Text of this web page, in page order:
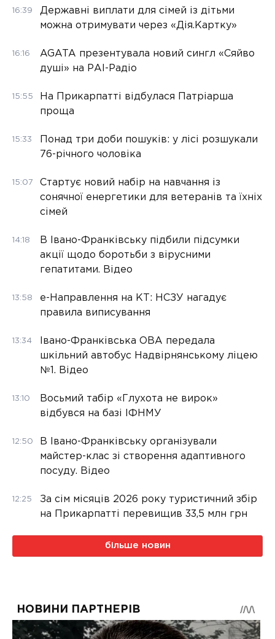
16:39
Державні виплати для сімей із дітьми
можна отримувати через «Дія.Картку»
16:16
AGATA презентувала новий сингл «Сяйво
душі» на РАІ-Радіо
15:55
На Прикарпатті відбулася Патріарша
проща
15:33
Понад три доби пошуків: у лісі розшукали
76-річного чоловіка
15:07
Стартує новий набір на навчання із
сонячної енергетики для ветеранів та їхніх
сімей
14:18
В Івано-Франківську підбили підсумки
акції щодо боротьби з вірусними
гепатитами. Відео
13:58
е-Направлення на КТ: НСЗУ нагадує
правила виписування
13:34
Івано-Франківська ОВА передала
шкільний автобус Надвірнянському ліцею
№1. Відео
13:10
Восьмий табір «Глухота не вирок»
відбувся на базі ІФНМУ
12:50
В Івано-Франківську організували
майстер-клас зі створення адаптивного
посуду. Відео
12:25
За сім місяців 2026 року туристичний збір
на Прикарпатті перевищив 33,5 млн грн
більше новин